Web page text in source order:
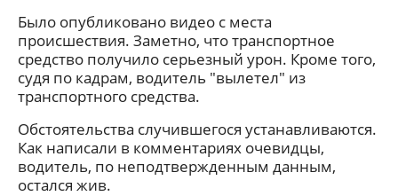
Было опубликовано видео с места
происшествия. Заметно, что транспортное
средство получило серьезный урон. Кроме того,
судя по кадрам, водитель "вылетел" из
транспортного средства.
Обстоятельства случившегося устанавливаются.
Как написали в комментариях очевидцы,
водитель, по неподтвержденным данным,
остался жив.